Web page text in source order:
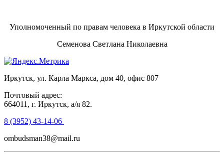
Уполномоченный по правам человека в Иркутской области
Семенова Светлана Николаевна
Иркутск, ул. Карла Маркса, дом 40, офис 807
Почтовый адрес:
664011, г. Иркутск, а/я 82.
8 (3952) 43-14-06
ombudsman38@mail.ru